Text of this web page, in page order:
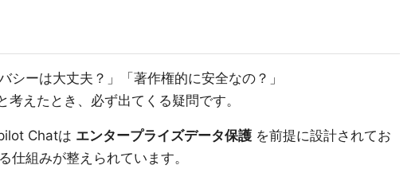
シーは大丈夫？」「著作権的に安全なの？」
えたとき、必ず出てくる疑問です。
Chatは エンタープライズデータ保護 を前提に設計されてお
仕組みが整えられています。